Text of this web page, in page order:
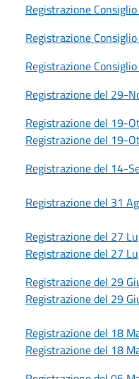
Registrazione
Registrazione
Registrazione
Registrazione del 29-
Registrazione del 19-
Registrazione del 19-
Registrazione del 14-
Registrazione del 31
Registrazione del 27
Registrazione del 27
Registrazione del 29
Registrazione del 29
Registrazione del 18
Registrazione del 18